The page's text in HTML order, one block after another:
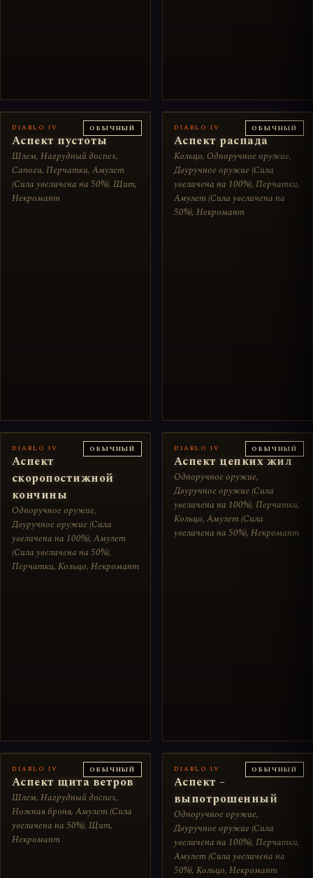
ОБЫЧНЫЙ
DIABLO IV
Аспект пустоты
Шлем, Нагрудный доспех,
Сапоги, Перчатки, Амулет
(Сила увеличена на 50%), Щит,
Некромант
ОБЫЧНЫЙ
DIABLO IV
Аспект распада
Кольцо, Одноручное оружие,
Двуручное оружие (Сила
увеличена на 100%), Перчатки,
Амулет (Сила увеличена на
50%), Некромант
ОБЫЧНЫЙ
DIABLO IV
Аспект
скоропостижной
кончины
Одноручное оружие,
Двуручное оружие (Сила
увеличена на 100%), Амулет
(Сила увеличена на 50%),
Перчатки, Кольцо, Некромант
ОБЫЧНЫЙ
DIABLO IV
Аспект цепких жил
Одноручное оружие,
Двуручное оружие (Сила
увеличена на 100%), Перчатки,
Кольцо, Амулет (Сила
увеличена на 50%), Некромант
ОБЫЧНЫЙ
DIABLO IV
Аспект щита ветров
Шлем, Нагрудный доспех,
Ножная броня, Амулет (Сила
увеличена на 50%), Щит,
Некромант
ОБЫЧНЫЙ
DIABLO IV
Аспект –
выпотрошенный
Одноручное оружие,
Двуручное оружие (Сила
увеличена на 100%), Перчатки,
Амулет (Сила увеличена на
50%), Кольцо, Некромант